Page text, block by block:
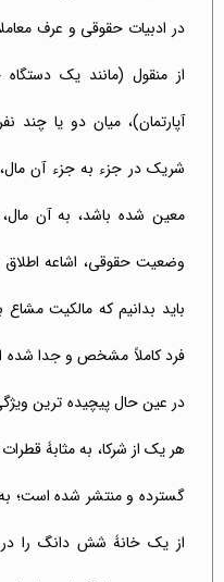
در ادبیات حقوقی و عرف
از منقول (مانند یک دستگاه
آپارتمان)، میان دو یا
شریک در جزء به جزء آن
معین شده باشد، به آن
وضعیت حقوقی، اشاعه اطلاق
باید بدانیم که مالکیت
فرد کاملاً مشخص و جدا شده
در عین حال پیچیده ترین
هر یک از شرکا، به مثابۀ
گسترده و منتشر شده است؛
از یک خانۀ شش دانگ را در